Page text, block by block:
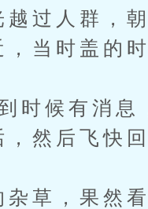
过人群，朝
当时盖的时
候有消息
然后飞快回
草，果然看